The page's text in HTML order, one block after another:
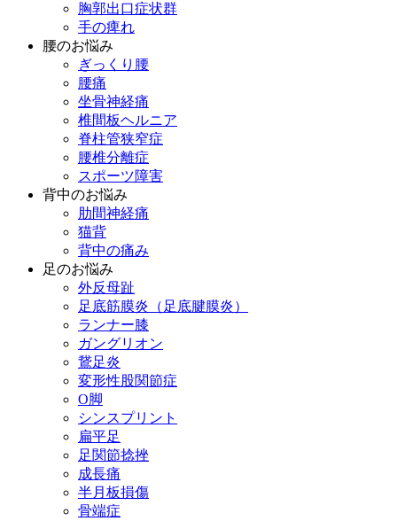
胸郭出口症状群
手の痺れ
腰のお悩み
ぎっくり腰
腰痛
坐骨神経痛
椎間板ヘルニア
脊柱管狭窄症
腰椎分離症
スポーツ障害
背中のお悩み
肋間神経痛
猫背
背中の痛み
足のお悩み
外反母趾
足底筋膜炎（足底腱膜炎）
ランナー膝
ガングリオン
鵞足炎
変形性股関節症
O脚
シンスプリント
扁平足
足関節捻挫
成長痛
半月板損傷
骨端症